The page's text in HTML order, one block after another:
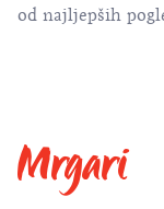
od najljepših
Mrgari